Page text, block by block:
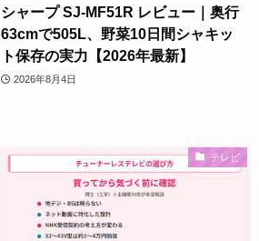
シャープ SJ-MF51R レビュー｜奥行
63cmで505L、野菜10日間シャキッ
ト保存の実力【2026年最新】
2026年8月4日
テレビ